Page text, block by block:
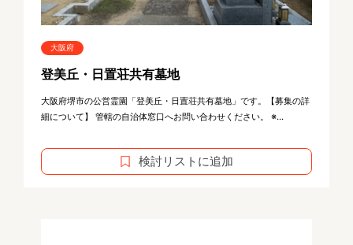
大阪府
登美丘・日置荘共有墓地
大阪府堺市の公営霊園「登美丘・日置荘共有墓地」です。【募集の詳
細について】 管轄の自治体窓口へお問い合わせください。 ※...
検討リストに追加